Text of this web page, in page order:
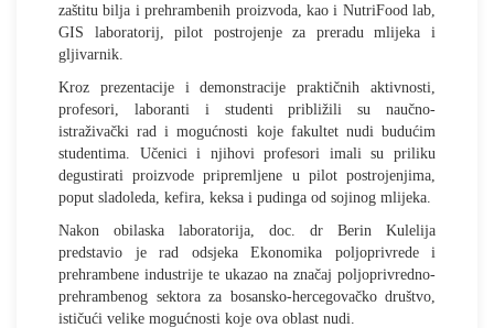
zaštitu bilja i prehrambenih proizvoda, kao i NutriFood lab,
GIS laboratorij, pilot postrojenje za preradu mlijeka i
gljivarnik.
Kroz prezentacije i demonstracije praktičnih aktivnosti,
profesori, laboranti i studenti približili su naučno-
istraživački rad i mogućnosti koje fakultet nudi budućim
studentima. Učenici i njihovi profesori imali su priliku
degustirati proizvode pripremljene u pilot postrojenjima,
poput sladoleda, kefira, keksa i pudinga od sojinog mlijeka.
Nakon obilaska laboratorija, doc. dr Berin Kulelija
predstavio je rad odsjeka Ekonomika poljoprivrede i
prehrambene industrije te ukazao na značaj poljoprivredno-
prehrambenog sektora za bosansko-hercegovačko društvo,
ističući velike mogućnosti koje ova oblast nudi.